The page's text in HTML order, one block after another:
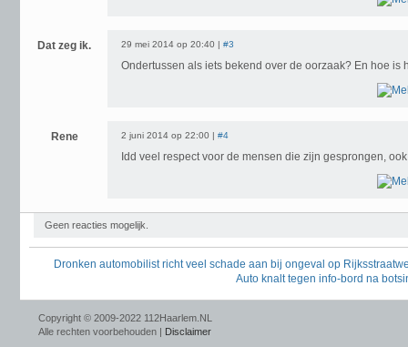
Dat zeg ik. 29 mei 2014 op 20:40 | #3
Ondertussen als iets bekend over de oorzaak? En hoe is
Rene 2 juni 2014 op 22:00 | #4
Idd veel respect voor de mensen die zijn gesprongen,
Geen reacties mogelijk.
Dronken automobilist richt veel schade aan bij ongeval op
Auto knalt tegen info-bord na
Copyright © 2009-2022 112Haarlem.NL
Alle rechten voorbehouden | Disclaimer